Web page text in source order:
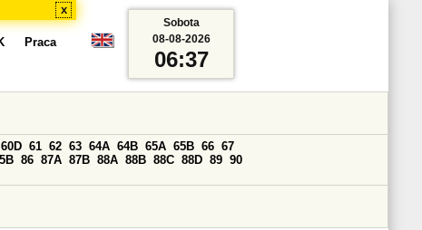
x
Praca
60D 61 62 63 64A 64B 65A 65B 66 67
86 87A 87B 88A 88B 88C 88D 89 90
Sobota
08-08-2026
06:37